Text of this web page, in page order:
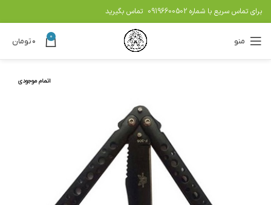
برای تماس سریع با شماره 09196600502 تماس بگیرید
منو 0 ۰تومان
اتمام موجودی